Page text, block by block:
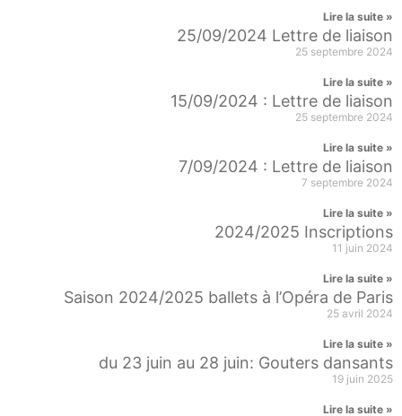
Lire la suite »
25/09/2024 Lettre de liaison
25 septembre 2024
Lire la suite »
15/09/2024 : Lettre de liaison
25 septembre 2024
Lire la suite »
7/09/2024 : Lettre de liaison
7 septembre 2024
Lire la suite »
2024/2025 Inscriptions
11 juin 2024
Lire la suite »
Saison 2024/2025 ballets à l’Opéra de Paris
25 avril 2024
Lire la suite »
du 23 juin au 28 juin: Gouters dansants
19 juin 2025
Lire la suite »